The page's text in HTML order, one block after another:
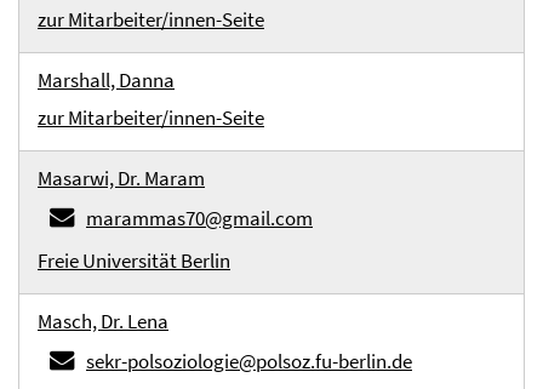
zur Mitarbeiter/innen-Seite
Marshall, Danna
zur Mitarbeiter/innen-Seite
Masarwi, Dr. Maram
marammas70@gmail.com
Freie Universität Berlin
Masch, Dr. Lena
sekr-polsoziologie@polsoz.fu-berlin.de